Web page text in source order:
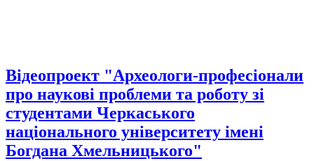
Відеопроект "Археологи-професіонали
про наукові проблеми та роботу зі
студентами Черкаського
національного університету імені
Богдана Хмельницького"